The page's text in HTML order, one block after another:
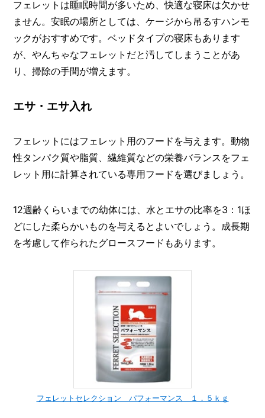
フェレットは睡眠時間が多いため、快適な寝床は欠かせ
ません。安眠の場所としては、ケージから吊るすハンモ
ックがおすすめです。ベッドタイプの寝床もあります
が、やんちゃなフェレットだと汚してしまうことがあ
り、掃除の手間が増えます。
エサ・エサ入れ
フェレットにはフェレット用のフードを与えます。動物
性タンパク質や脂質、繊維質などの栄養バランスをフェ
レット用に計算されている専用フードを選びましょう。
12週齢くらいまでの幼体には、水とエサの比率を3：1ほ
どにした柔らかいものを与えるとよいでしょう。成長期
を考慮して作られたグロースフードもあります。
フェレットセレクション パフォーマンス １．５ｋｇ